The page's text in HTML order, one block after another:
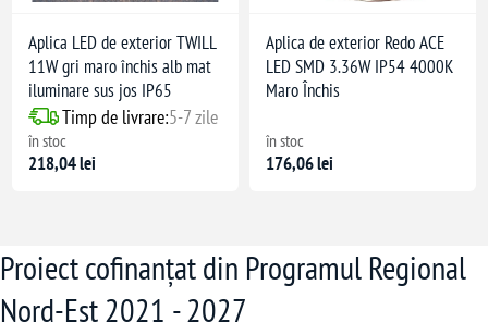
Aplica LED de exterior TWILL
11W gri maro închis alb mat
iluminare sus jos IP65
Timp de livrare:5-7 zile
în stoc
218,04 lei
Aplica de exterior Redo ACE
LED SMD 3.36W IP54 4000K
Maro Închis
în stoc
176,06 lei
Proiect cofinanțat din Programul Regional
Nord-Est 2021 - 2027